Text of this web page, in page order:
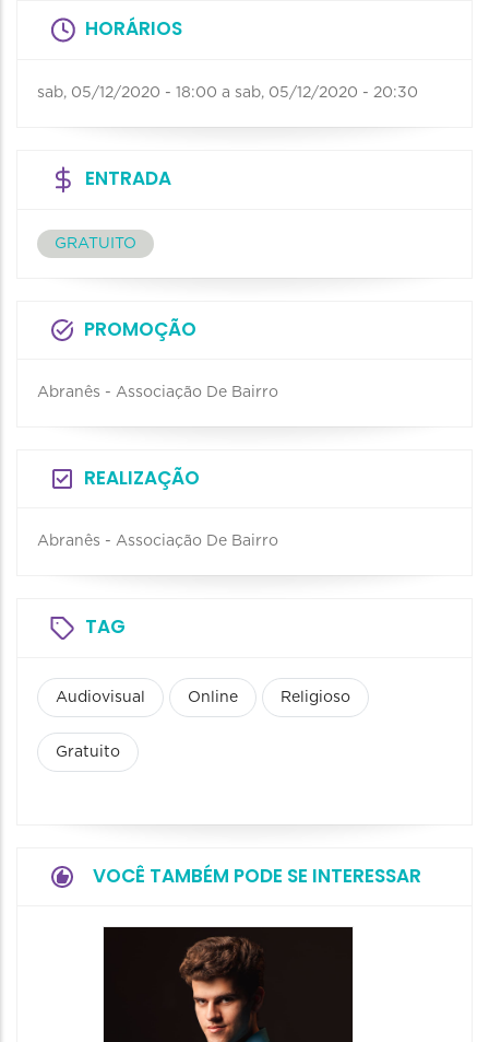
HORÁRIOS
sab, 05/12/2020 - 18:00 a sab, 05/12/2020 - 20:30
ENTRADA
GRATUITO
PROMOÇÃO
Abranês - Associação De Bairro
REALIZAÇÃO
Abranês - Associação De Bairro
TAG
Audiovisual Online Religioso
Gratuito
VOCÊ TAMBÉM PODE SE INTERESSAR